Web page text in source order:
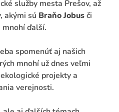
služby mesta Prešov, až
akými sú Braňo Jobusči
mnohí ďalší.
spomenúť aj našich
mnohí už dnes veľmi
projekty a
verejnosti.